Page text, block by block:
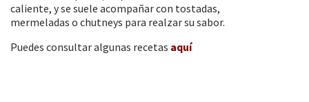
caliente, y se suele acompañar con tostadas,
mermeladas o chutneys para realzar su sabor.
Puedes consultar algunas recetas aquí